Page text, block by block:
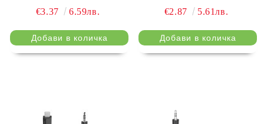
€3.37
6.59лв.
€2.87
5.61лв.